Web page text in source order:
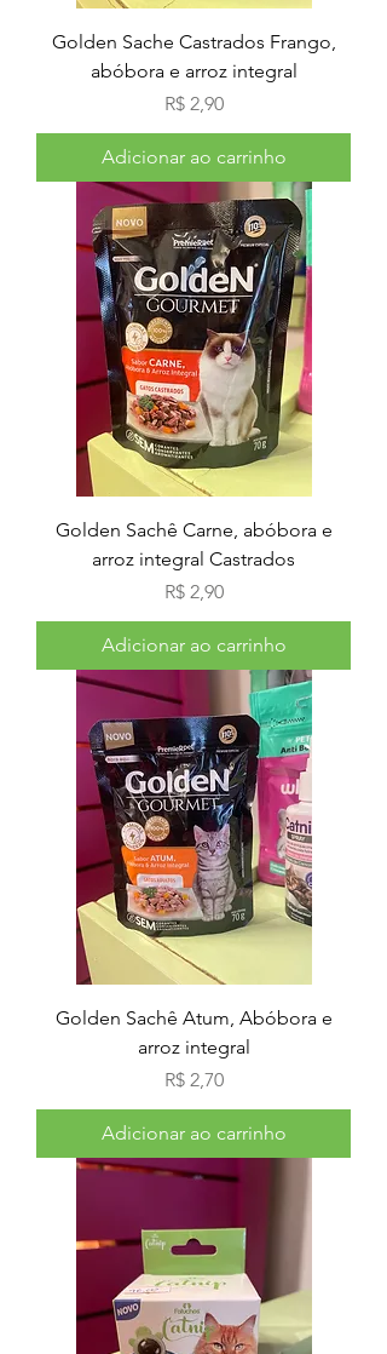
Golden Sache Castrados Frango,
abóbora e arroz integral
Preço
R$ 2,90
Adicionar ao carrinho
Golden Sachê Carne, abóbora e
arroz integral Castrados
Preço
R$ 2,90
Adicionar ao carrinho
Golden Sachê Atum, Abóbora e
arroz integral
Preço
R$ 2,70
Adicionar ao carrinho